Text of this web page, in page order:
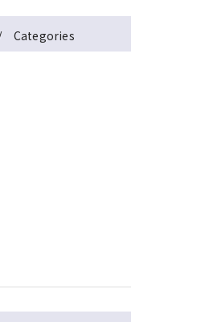
Categories